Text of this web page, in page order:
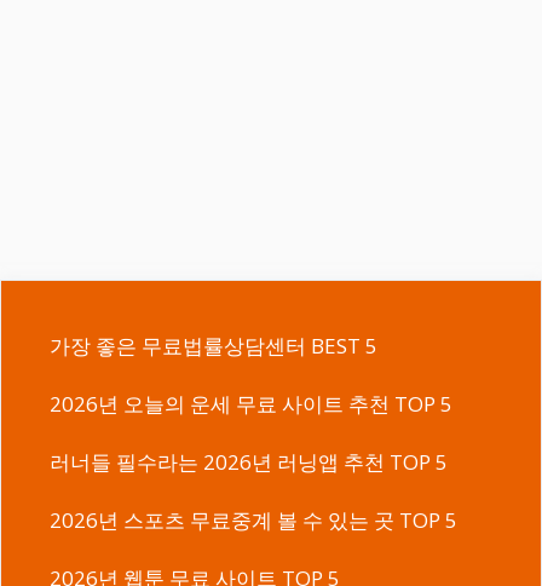
가장 좋은 무료법률상담센터 BEST 5
2026년 오늘의 운세 무료 사이트 추천 TOP 5
러너들 필수라는 2026년 러닝앱 추천 TOP 5
2026년 스포츠 무료중계 볼 수 있는 곳 TOP 5
2026년 웹툰 무료 사이트 TOP 5